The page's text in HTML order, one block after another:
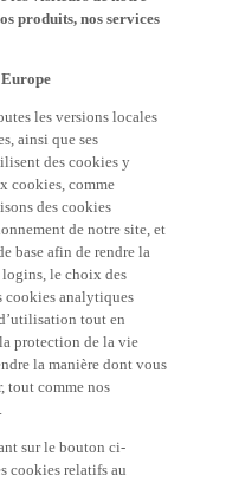
produits, nos services
les versions locales
ainsi que ses
des cookies y
cookies, comme
des cookies
de notre site, et
base afin de rendre la
le choix des
analytiques
tout en
protection de la vie
la manière dont vous
comme nos
sur le bouton ci-
cookies relatifs au